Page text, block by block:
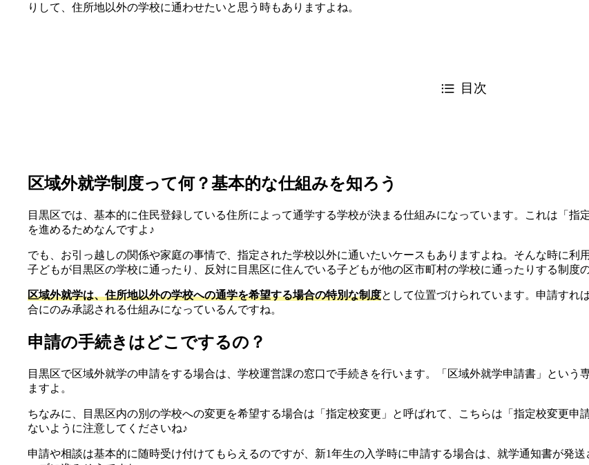
りして、住所地以外の学校に通わせたいと思う時もありますよね。
目次
区域外就学制度って何？基本的な仕組みを知ろう
目黒区では、基本的に住民登録している住所によって通学する学校が決まる仕組みになっています。これは「
を進めるためなんですよ♪
でも、お引っ越しの関係や家庭の事情で、指定された学校以外に通いたいケースもありますよね。そんな時に
子どもが目黒区の学校に通ったり、反対に目黒区に住んでいる子どもが他の区市町村の学校に通ったりする制度
区域外就学は、住所地以外の学校への通学を希望する場合の特別な制度として位置づけられています。申請すれ
合にのみ承認される仕組みになっているんですね。
申請の手続きはどこでするの？
目黒区で区域外就学の申請をする場合は、学校運営課の窓口で手続きを行います。「区域外就学申請書」という
ますよ。
ちなみに、目黒区内の別の学校への変更を希望する場合は「指定校変更」と呼ばれて、こちらは「指定校変更申
ないように注意してくださいね♪
申請や相談は基本的に随時受け付けてもらえるのですが、新1年生の入学時に申請する場合は、就学通知書が発